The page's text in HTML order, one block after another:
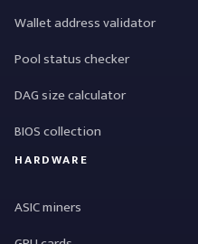
Wallet address validator
Pool status checker
DAG size calculator
BIOS collection
HARDWARE
ASIC miners